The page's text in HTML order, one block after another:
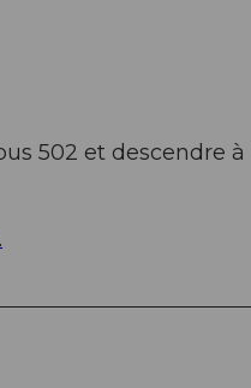
502 et descendre